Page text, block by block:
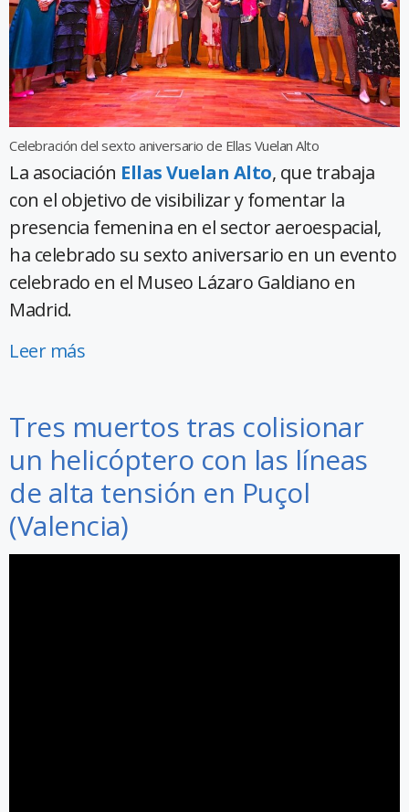
Celebración del sexto aniversario de Ellas Vuelan Alto
La asociación Ellas Vuelan Alto, que trabaja
con el objetivo de visibilizar y fomentar la
presencia femenina en el sector aeroespacial,
ha celebrado su sexto aniversario en un evento
celebrado en el Museo Lázaro Galdiano en
Madrid.
Leer más
Tres muertos tras colisionar
un helicóptero con las líneas
de alta tensión en Puçol
(Valencia)